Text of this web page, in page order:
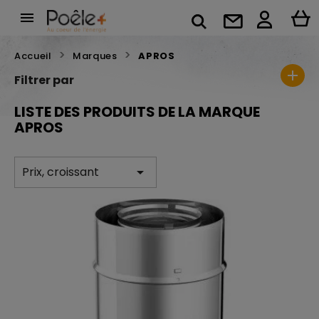

Accueil Marques APROS
Filtrer par
LISTE DES PRODUITS DE LA MARQUE
APROS
Prix, croissant 